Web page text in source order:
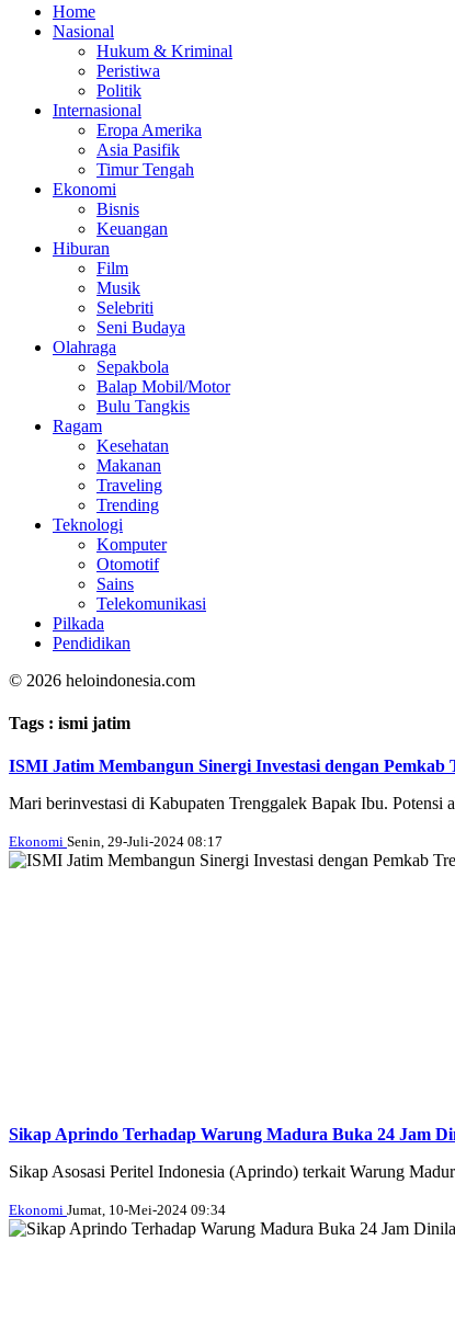
Home
Nasional
Hukum & Kriminal
Peristiwa
Politik
Internasional
Eropa Amerika
Asia Pasifik
Timur Tengah
Ekonomi
Bisnis
Keuangan
Hiburan
Film
Musik
Selebriti
Seni Budaya
Olahraga
Sepakbola
Balap Mobil/Motor
Bulu Tangkis
Ragam
Kesehatan
Makanan
Traveling
Trending
Teknologi
Komputer
Otomotif
Sains
Telekomunikasi
Pilkada
Pendidikan
© 2026 heloindonesia.com
Tags : ismi jatim
ISMI Jatim Membangun Sinergi Investasi dengan
Mari berinvestasi di Kabupaten Trenggalek Bapak Ibu. Potensi
Ekonomi Senin, 29-Juli-2024 08:17
Sikap Aprindo Terhadap Warung Madura Buka 24 Jam
Sikap Asosasi Peritel Indonesia (Aprindo) terkait Warung
Ekonomi Jumat, 10-Mei-2024 09:34